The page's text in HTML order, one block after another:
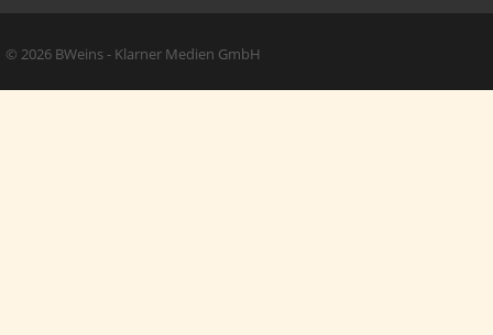
© 2026 BWeins - Klarner Medien GmbH